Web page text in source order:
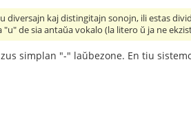
diversajn kaj distingitajn sonojn, ili estas
de sia antaŭa vokalo (la litero ŭ ja ne
simplan "-" laŭbezone. En tiu